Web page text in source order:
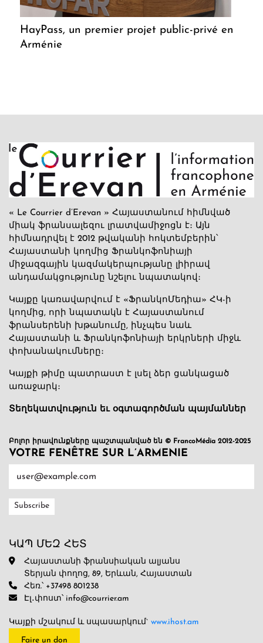
HayPass, un premier projet public-privé en
Arménie
« Le Courrier d’Erevan » Հայաստանում հիմնված
միակ ֆրանսալեզու լրատվամիջոցն է։ Այն
հիմնադրվել է 2012 թվականի հոկտեմբերին՝
Հայաստանի կողմից Ֆրանկոֆոնիայի
միջազգային կազմակերպությանը լիիրավ
անդամակցությունը նշելու նպատակով։
Կայքը կառավարվում է «ՖրանկոՄեդիա» ՀԿ-ի
կողմից, որի նպատակն է Հայաստանում
ֆրանսերենի խթանումը, ինչպես նաև
Հայաստանի և Ֆրանկոֆոնիայի երկրների միջև
փոխանակումները։
Կայքի թիմը պատրաստ է լսել ձեր ցանկացած
առաջարկ։
Տեղեկատվություն եւ օգտագործման պայմաններ
Բոլոր իրավունքները պաշտպանված են © FrancoMédia 2012-2025
VOTRE FENÊTRE SUR L’ARMENIE
ԿԱՊ ՄԵԶ ՀԵՏ
Հայաստանի ֆրանսիական ալյանս
Տերյան փողոց, 89, Երևան, Հայաստան
Հեռ.՝ +37498 801238
Էլ․փոստ՝ info@courrier.am
Կայքի մշակում և սպասարկում` www.ihost.am
Faire un don